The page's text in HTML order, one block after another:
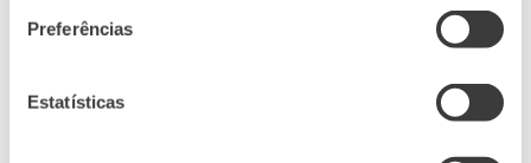
Preferências
Estatísticas
mais de 150 anos